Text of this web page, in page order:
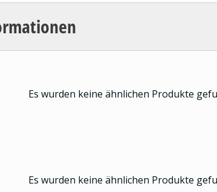
Es wurden keine ähnlichen Produkte
Es wurden keine ähnlichen Produkte